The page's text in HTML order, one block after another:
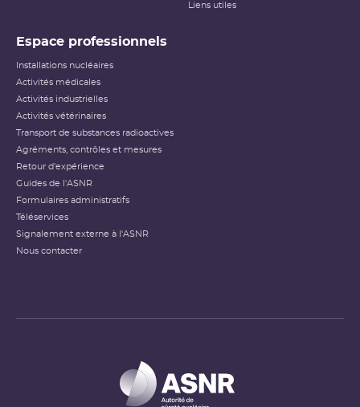
Liens utiles
Espace professionnels
Installations nucléaires
Activités médicales
Activités industrielles
Activités vétérinaires
Transport de substances radioactives
Agréments, contrôles et mesures
Retour d'expérience
Guides de l'ASNR
Formulaires administratifs
Téléservices
Signalement externe à l'ASNR
Nous contacter